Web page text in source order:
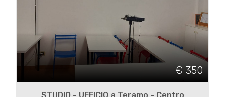
€ 350